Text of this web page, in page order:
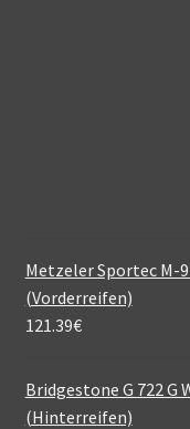
Metzeler Sportec M-9
(Vorderreifen)
121.39€
Bridgestone G 722 G
(Hinterreifen)